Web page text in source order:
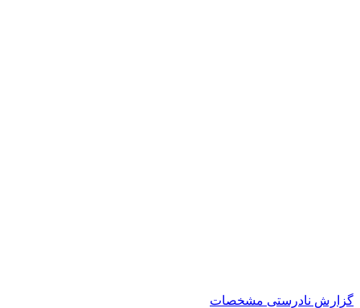
گزارش نادرستی مشخصات